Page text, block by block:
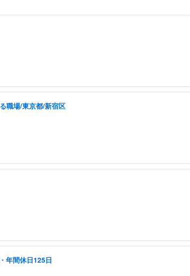
職場/東京都/新宿区
年間休日125日